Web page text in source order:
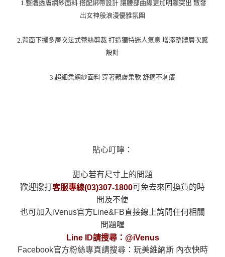
1.整體透膚網紗面料 搭配綁帶設計 讓腰部曲線更加明顯突出 散發
出女神般浪漫優雅氛圍
2. 背面下擺多層次法式蕾絲剪裁 打造獨特迷人氣息 增添整體層次感
設計
3. 超細柔網紗面料 穿著親膚柔軟 舒適不刺癢
貼心叮嚀：
甜心若有尺寸上的問題
歡迎撥打客服專線(03)307-1800可免去來回換貨的時
間及不便
也可加入iVenus官方Line&FB直接線上詢問任何相關
問題喔
Line ID請搜尋：@iVenus
Facebook官方粉絲專頁請搜尋：玩美維納斯 內衣快時